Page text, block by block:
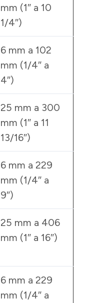
mm (1″ a 10
1/4″)
6 mm a 102
mm (1/4″ a
4″)
25 mm a 300
mm (1″ a 11
13/16″)
6 mm a 229
mm (1/4″ a
9″)
25 mm a 406
mm (1″ a 16″)
6 mm a 229
mm (1/4″ a